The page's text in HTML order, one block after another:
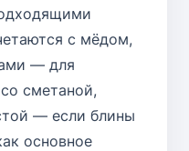
с мёдом,
— для
сметаной,
— если блины
основное